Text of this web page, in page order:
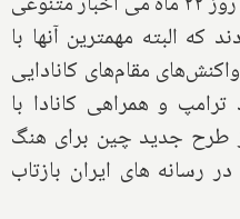
که البته مهمترین آنها با
مقام‌های کانادایی
و همراهی کانادا با
طرح جدید چین برای هنگ
رسانه های ایران بازتاب